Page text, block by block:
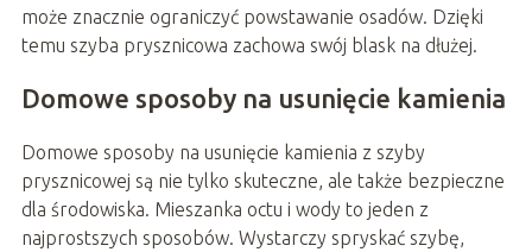
może znacznie ograniczyć powstawanie osadów. Dzięki
temu szyba prysznicowa zachowa swój blask na dłużej.
Domowe sposoby na usunięcie kamienia
Domowe sposoby na usunięcie kamienia z szyby
prysznicowej są nie tylko skuteczne, ale także bezpieczne
dla środowiska. Mieszanka octu i wody to jeden z
najprostszych sposobów. Wystarczy spryskać szybę,